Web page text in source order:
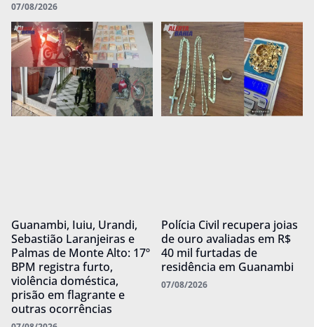
07/08/2026
Guanambi, Iuiu, Urandi,
Sebastião Laranjeiras e
Palmas de Monte Alto: 17º
BPM registra furto,
violência doméstica,
prisão em flagrante e
outras ocorrências
Polícia Civil recupera joias
de ouro avaliadas em R$
40 mil furtadas de
residência em Guanambi
07/08/2026